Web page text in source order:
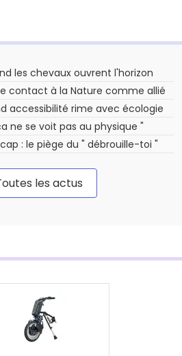
les chevaux ouvrent l'horizon
contact à la Nature comme allié
accessibilité rime avec écologie
ne se voit pas au physique "
: le piège du " débrouille-toi "
les actus